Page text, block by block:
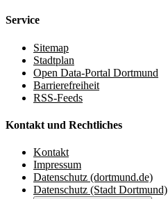
Service
Sitemap
Stadtplan
Open Data-Portal Dortmund
Barrierefreiheit
RSS-Feeds
Kontakt und Rechtliches
Kontakt
Impressum
Datenschutz (dortmund.de)
Datenschutz (Stadt Dortmund)